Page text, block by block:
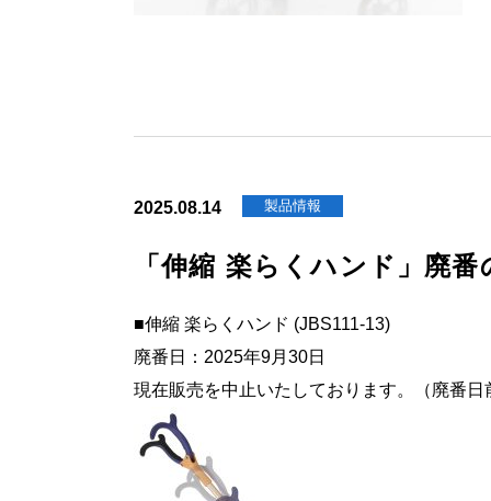
2025.08.14 製品情報
「伸縮 楽らくハンド」廃
■伸縮 楽らくハンド (JBS111-13)
廃番日：2025年9月30日
現在販売を中止いたしております。（廃番